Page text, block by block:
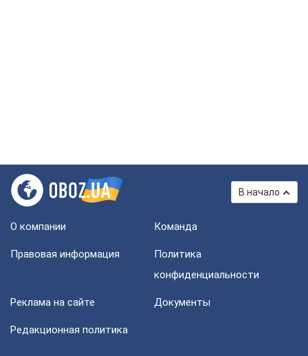
В начало
О компании Команда
Правовая информация
Политика
конфиденциальности
Реклама на сайте Документы
Редакционная политика